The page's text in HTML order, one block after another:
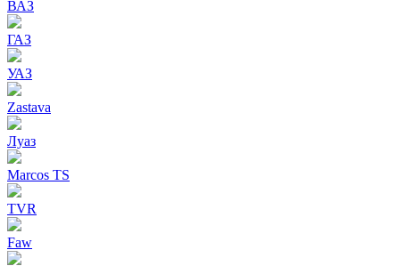
ВАЗ
ГАЗ
УАЗ
Zastava
Луаз
Marcos TS
TVR
Faw